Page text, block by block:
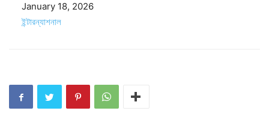
Date
January 18, 2026
In relation to
ইন্টারন্যাশনাল